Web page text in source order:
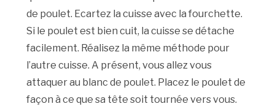
de poulet. Ecartez la cuisse avec la fourchette.
Si le poulet est bien cuit, la cuisse se détache
facilement. Réalisez la même méthode pour
l’autre cuisse. A présent, vous allez vous
attaquer au blanc de poulet. Placez le poulet de
façon à ce que sa tête soit tournée vers vous.